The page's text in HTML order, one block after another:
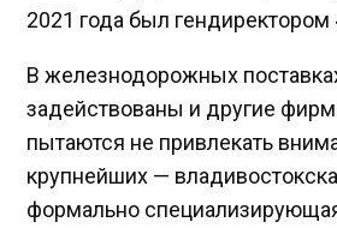
2021 года был гендиректором
В железнодорожных
задействованы и другие
пытаются не привлекать
крупнейших —
формально